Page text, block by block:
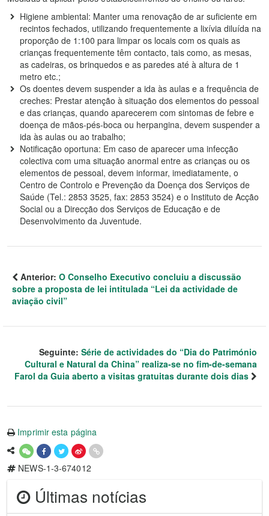
Higiene ambiental: Manter uma renovação de ar suficiente em
recintos fechados, utilizando frequentemente a lixívia diluída na
proporção de 1:100 para limpar os locais com os quais as
crianças frequentemente têm contacto, tais como, as mesas,
as cadeiras, os brinquedos e as paredes até à altura de 1
metro etc.;
Os doentes devem suspender a ida às aulas e a frequência de
creches: Prestar atenção à situação dos elementos do pessoal
e das crianças, quando aparecerem com sintomas de febre e
doença de mãos-pés-boca ou herpangina, devem suspender a
ida às aulas ou ao trabalho;
Notificação oportuna: Em caso de aparecer uma infecção
colectiva com uma situação anormal entre as crianças ou os
elementos de pessoal, devem informar, imediatamente, o
Centro de Controlo e Prevenção da Doença dos Serviços de
Saúde (Tel.: 2853 3525, fax: 2853 3524) e o Instituto de Acção
Social ou a Direcção dos Serviços de Educação e de
Desenvolvimento da Juventude.
Anterior: O Conselho Executivo concluiu a discussão
sobre a proposta de lei intitulada “Lei da actividade de
aviação civil”
Seguinte: Série de actividades do “Dia do Património
Cultural e Natural da China” realiza-se no fim-de-semana
Farol da Guia aberto a visitas gratuitas durante dois dias
Imprimir esta página
NEWS-1-3-674012
Últimas notícias